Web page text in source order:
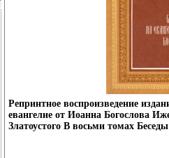
Репринтное воспроизведение
евангелие от Иоанна Богослова
Златоустого В восьми томах